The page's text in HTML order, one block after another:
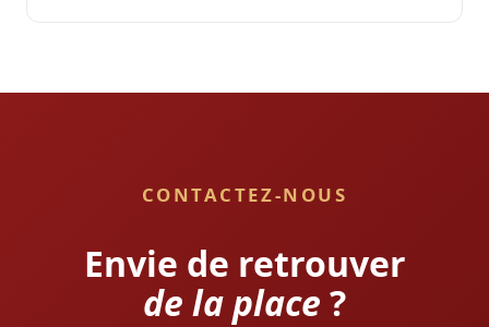
CONTACTEZ-NOUS
Envie de retrouver
de la place ?